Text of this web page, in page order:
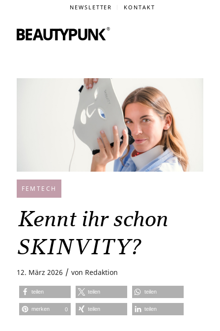
NEWSLETTER KONTAKT
FEMTECH
Kennt ihr schon
SKINVITY?
12. März 2026 / von Redaktion
teilen teilen teilen
merken 0 teilen teilen